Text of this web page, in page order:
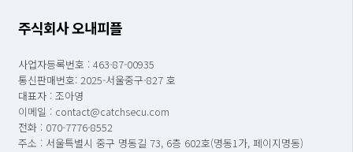
주식회사 오내피플
사업자등록번호 : 463-87-00935
통신판매번호: 2025-서울중구-827 호
대표자 : 조아영
이메일 : contact@catchsecu.com
전화 : 070-7776-8552
주소 : 서울특별시 중구 명동길 73, 6층 602호(명동1가, 페이지명동)